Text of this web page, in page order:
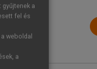
a
fel és
weboldal
a